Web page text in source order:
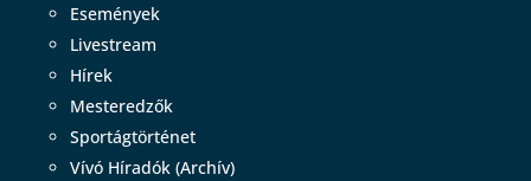
Események
Livestream
Hírek
Mesteredzők
Sportágtörténet
Vívó Híradók (Archív)